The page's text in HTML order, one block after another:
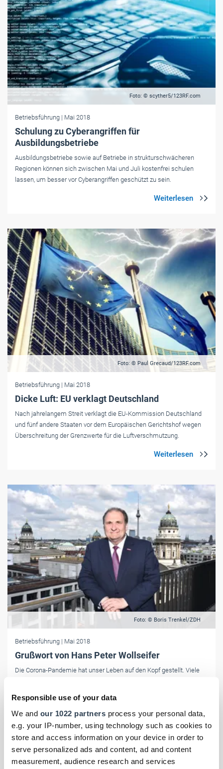
Responsible use of your data
We and our 1022 partners process your personal data,
e.g. your IP-number, using technology such as cookies to
store and access information on your device in order to
serve personalized ads and content, ad and content
measurement, audience research and services
Foto: © scyther5/123RF.com
Betriebsführung | Mai 2018
Schulung zu Cyberangriffen für
Ausbildungsbetriebe
Ausbildungsbetriebe sowie auf Betriebe in strukturschwächeren
Regionen können sich zwischen Mai und Juli kostenfrei schulen
lassen, um besser vor Cyberangriffen geschützt zu sein.
Foto: © Paul Grecaud/123RF.com
Betriebsführung | Mai 2018
Dicke Luft: EU verklagt Deutschland
Nach jahrelangem Streit verklagt die EU-Kommission Deutschland
und fünf andere Staaten vor dem Europäischen Gerichtshof wegen
Überschreitung der Grenzwerte für die Luftverschmutzung.
Foto: © Boris Trenkel/ZDH
Betriebsführung | Mai 2018
Grußwort von Hans Peter Wollseifer
Die Corona-Pandemie hat unser Leben auf den Kopf gestellt. Viele
Selbstständigkeit verwirklichen wollten oder vor Kurzem verwirklicht
haben.